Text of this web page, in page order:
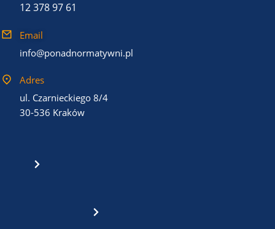
12 378 97 61
Email
info@ponadnormatywni.pl
Adres
ul. Czarnieckiego 8/4
30-536 Kraków